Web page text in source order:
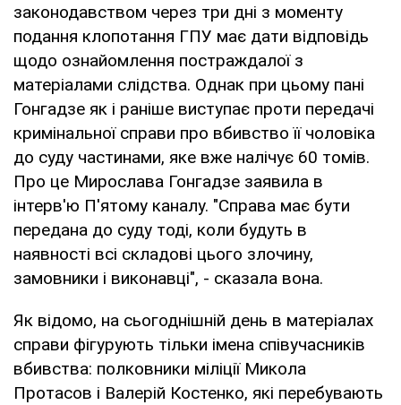
законодавством через три дні з моменту
подання клопотання ГПУ має дати відповідь
щодо ознайомлення постраждалої з
матеріалами слідства. Однак при цьому пані
Гонгадзе як і раніше виступає проти передачі
кримінальної справи про вбивство її чоловіка
до суду частинами, яке вже налічує 60 томів.
Про це Мирослава Гонгадзе заявила в
інтерв'ю П'ятому каналу. "Справа має бути
передана до суду тоді, коли будуть в
наявності всі складові цього злочину,
замовники і виконавці", - сказала вона.
Як відомо, на сьогоднішній день в матеріалах
справи фігурують тільки імена співучасників
вбивства: полковники міліції Микола
Протасов і Валерій Костенко, які перебувають